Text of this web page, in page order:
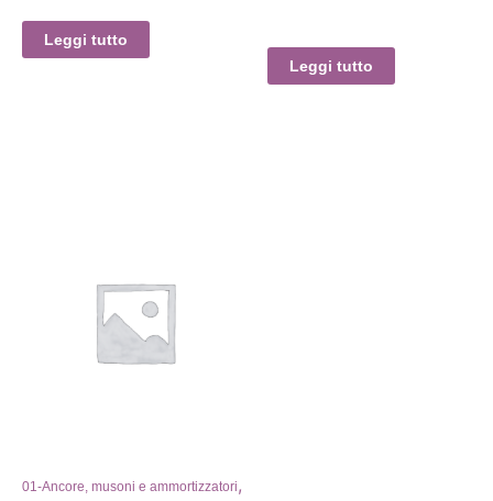
Leggi tutto
Leggi tutto
01-Ancore, musoni e ammortizzatori,